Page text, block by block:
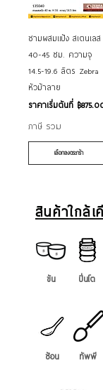
ชามผสมแป้ง สเตนเลส
40-45 ซม. ความจุ
14.5-19.6 ลิตร Zebra
หัวม้าลาย
ราคาเริ่มต้นที่ ฿
ราคาขายลด
ภาษี รวม
เลือกลงตระกร้า
สินค้าใกล้เ
ขัน ปิ่นโต
ช้อน ทัพพี